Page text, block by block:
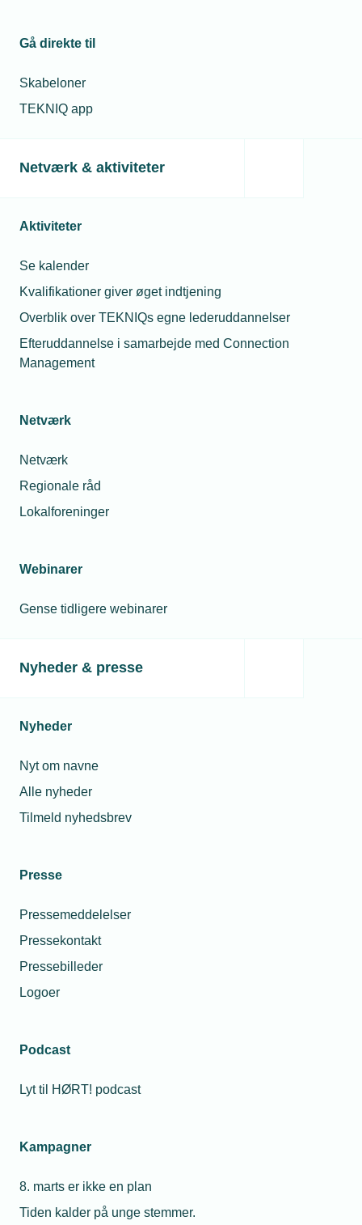
Gå direkte til
Skabeloner
TEKNIQ app
Netværk & aktiviteter
Aktiviteter
Se kalender
Kvalifikationer giver øget indtjening
Overblik over TEKNIQs egne lederuddannelser
Efteruddannelse i samarbejde med Connection
Management
Netværk
Netværk
Regionale råd
Lokalforeninger
Webinarer
Gense tidligere webinarer
Nyheder & presse
Nyheder
Nyt om navne
Alle nyheder
Tilmeld nyhedsbrev
Presse
Pressemeddelelser
Pressekontakt
Pressebilleder
Logoer
Podcast
Lyt til HØRT! podcast
Kampagner
8. marts er ikke en plan
Tiden kalder på unge stemmer.
Politik & analyse